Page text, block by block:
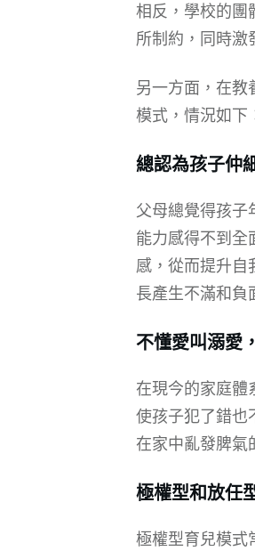
相反，學校的團
所制約，同時激
另一方面，在教
模式，情況如下
總認為孩子仲
父母總覺得孩子
能力感得不到全
感，從而提升自
長產生不滿和負
不懂愛叫溺愛
在現今的家庭體
使孩子犯了錯也
在家中亂發脾氣
極權型和放任
極權型育兒模式